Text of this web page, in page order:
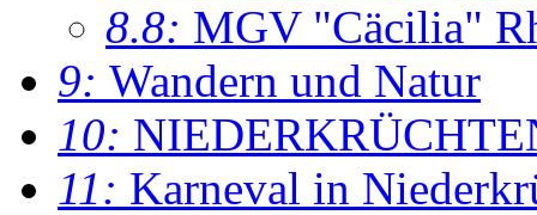
8.8: MGV "Cäcilia"
9: Wandern und Natur
10:
11: Karneval in